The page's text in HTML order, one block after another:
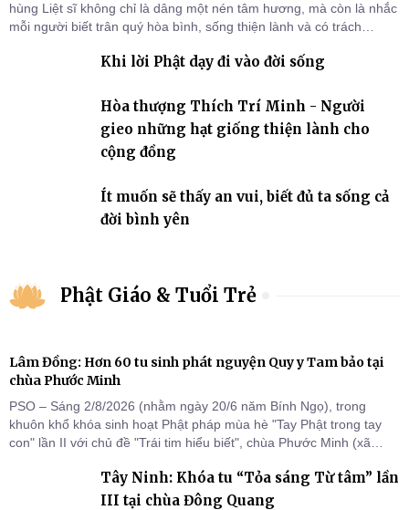
hùng Liệt sĩ không chỉ là dâng một nén tâm hương, mà còn là nhắc
mỗi người biết trân quý hòa bình, sống thiện lành và có trách
Khi lời Phật dạy đi vào đời sống
Hòa thượng Thích Trí Minh - Người
gieo những hạt giống thiện lành cho
cộng đồng
Ít muốn sẽ thấy an vui, biết đủ ta sống cả
đời bình yên
Phật Giáo & Tuổi Trẻ
Lâm Đồng: Hơn 60 tu sinh phát nguyện Quy y Tam bảo tại
chùa Phước Minh
PSO – Sáng 2/8/2026 (nhằm ngày 20/6 năm Bính Ngọ), trong
khuôn khổ khóa sinh hoạt Phật pháp mùa hè "Tay Phật trong tay
con" lần II với chủ đề "Trái tim hiểu biết", chùa Phước Minh (xã
cho hơn 60 tu sinh.Tây Ninh: Khóa tu “Tỏa sáng Từ tâm” lần
III tại chùa Đông Quang